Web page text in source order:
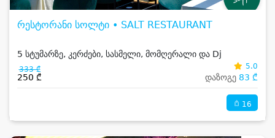
რესტორანი სოლტი • SALT RESTAURANT
5 სტუმარზე, კერძები, სასმელი, მომღერალი და Dj
333 ₾
250 ₾
5.0
დაზოგე 83 ₾
16